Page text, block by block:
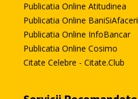
Publicatia Online Atitudinea
Publicatia Online BaniSiAfaceri
Publicatia Online InfoBancar
Publicatia Online Cosimo
Citate Celebre - Citate.Club